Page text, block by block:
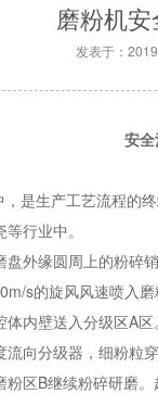
磨粉机
发表于：
安全
是生产工艺流程的
行业中。
外缘圆周上的粉
s的旋风风速喷
内壁送入分级区
向分级器，细粉粒
区B继续粉碎研磨